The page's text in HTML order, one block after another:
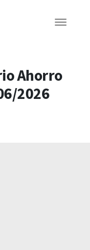
Ahorro
2026